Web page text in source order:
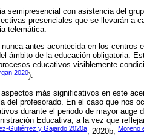
semipresencial con asistencia del
presenciales que se llevarán a
telemática.
antes acontecida en los centros
ámbito de la educación obligatoria.
educativos visiblemente
2020).
más significativos en este
profesorado. En el caso que nos
durante el periodo de mayor auge
Educativa, a la vez que
Gutiérrez y Gajardo 2020a, 2020b; Moreno